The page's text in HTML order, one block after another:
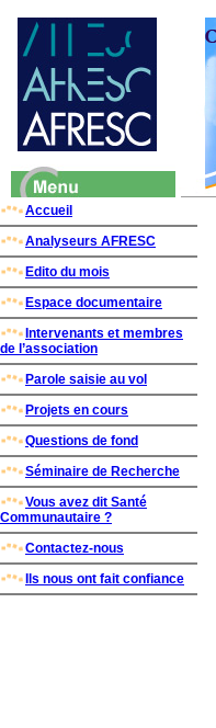
Accueil
Analyseurs AFRESC
Edito du mois
Espace documentaire
Intervenants et membres
de l’association
Parole saisie au vol
Projets en cours
Questions de fond
Séminaire de Recherche
Vous avez dit Santé
Communautaire ?
Contactez-nous
Ils nous ont fait confiance